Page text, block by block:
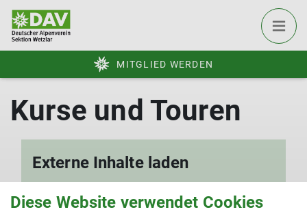
MITGLIED WERDEN
Externe Inhalte laden
benötigen wir die Zustimmung zu
Diese Website verwendet Cookies